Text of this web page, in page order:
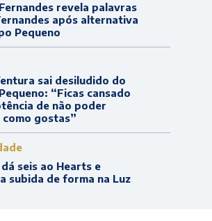
revela palavras
após alternativa
Pequeno
sai desiludido do
“Ficas cansado
de não poder
gostas”
seis ao Hearts e
subida de forma na Luz